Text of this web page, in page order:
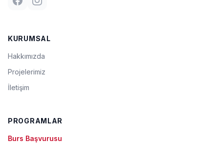
KURUMSAL
Hakkımızda
Projelerimiz
İletişim
PROGRAMLAR
Burs Başvurusu